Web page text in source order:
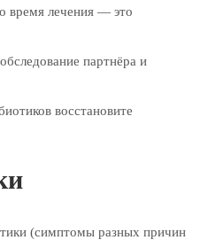
время лечения — это
партнёра и
восстановите
(симптомы разных причин